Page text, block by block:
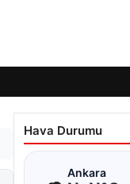
Hava Durumu
Ankara